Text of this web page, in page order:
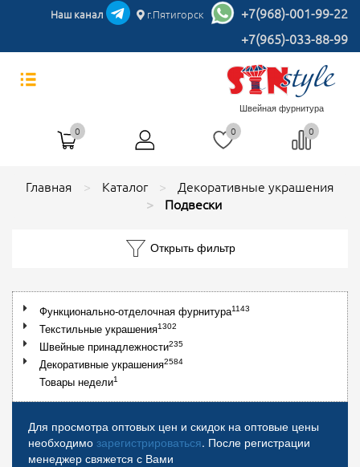
Наш канал г.Пятигорск
+7(968)-001-99-22
+7(965)-033-88-99
Швейная фурнитура
0 0 0
Главная Каталог
Декоративные украшения
Подвески
Открыть фильтр
Функционально-отделочная фурнитура1143
Текстильные украшения1302
Швейные принадлежности235
Декоративные украшения2584
Товары недели1
Для просмотра оптовых цен и скидок на оптовые цены
необходимо зарегистрироваться. После регистрации
менеджер свяжется с Вами